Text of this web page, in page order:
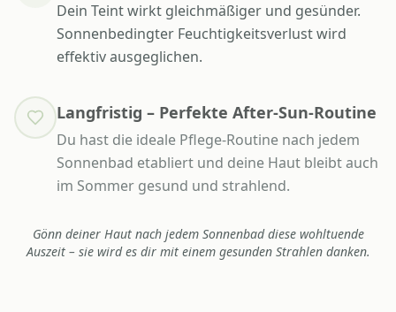
Dein Teint wirkt gleichmäßiger und gesünder.
Sonnenbedingter Feuchtigkeitsverlust wird
effektiv ausgeglichen.
Langfristig – Perfekte After-Sun-Routine
Du hast die ideale Pflege-Routine nach jedem
Sonnenbad etabliert und deine Haut bleibt auch
im Sommer gesund und strahlend.
Gönn deiner Haut nach jedem Sonnenbad diese wohltuende
Auszeit – sie wird es dir mit einem gesunden Strahlen danken.